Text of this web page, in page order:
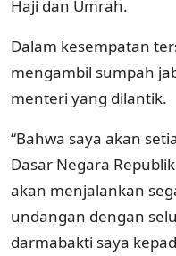
Haji dan Umrah.
Dalam kesempatan
mengambil sumpah
menteri yang dilantik.
“Bahwa saya akan
Dasar Negara
akan menjalankan
undangan dengan
darmabakti saya